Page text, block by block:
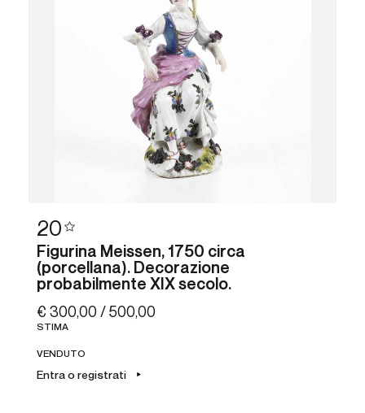
20
Figurina Meissen, 1750 circa
(porcellana). Decorazione
probabilmente XIX secolo.
€ 300,00 / 500,00
STIMA
VENDUTO
Entra o registrati